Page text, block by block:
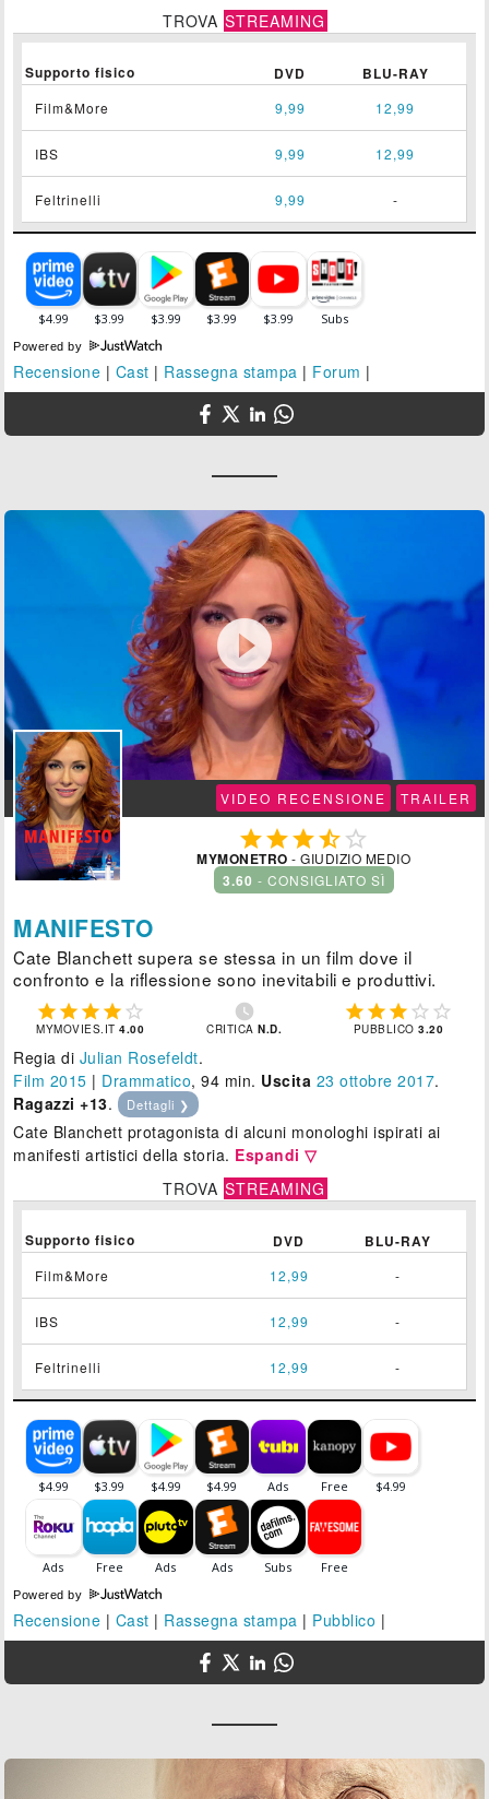
TROVA STREAMING
Supporto fisico DVD BLU-RAY
Film&More 9,99 12,99
IBS 9,99 12,99
Feltrinelli 9,99 -
Powered by
Recensione | Cast | Rassegna stampa | Forum |

VIDEO RECENSIONE TRAILER
 
MYMONETRO - GIUDIZIO MEDIO
3.60 - CONSIGLIATO SÌ
MANIFESTO
Cate Blanchett supera se stessa in un film dove il
confronto e la riflessione sono inevitabili e produttivi.
    
MYMOVIES.IT4.00

CRITICAN.D.
    
PUBBLICO3.20
Regia di Julian Rosefeldt.
Film 2015 | Drammatico, 94 min. Uscita 23 ottobre 2017.
Ragazzi +13. Dettagli ❯
Cate Blanchett protagonista di alcuni monologhi ispirati ai
manifesti artistici della storia. Espandi ▽
TROVA STREAMING
Supporto fisico DVD BLU-RAY
Film&More 12,99 -
IBS 12,99 -
Feltrinelli 12,99 -
Powered by
Recensione | Cast | Rassegna stampa | Pubblico |